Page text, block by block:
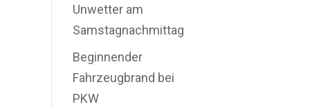
Unwetter am
Samstagnachmittag
Beginnender
Fahrzeugbrand bei
PKW